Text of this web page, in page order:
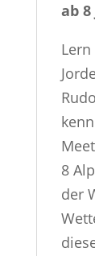
ab 8
8
der